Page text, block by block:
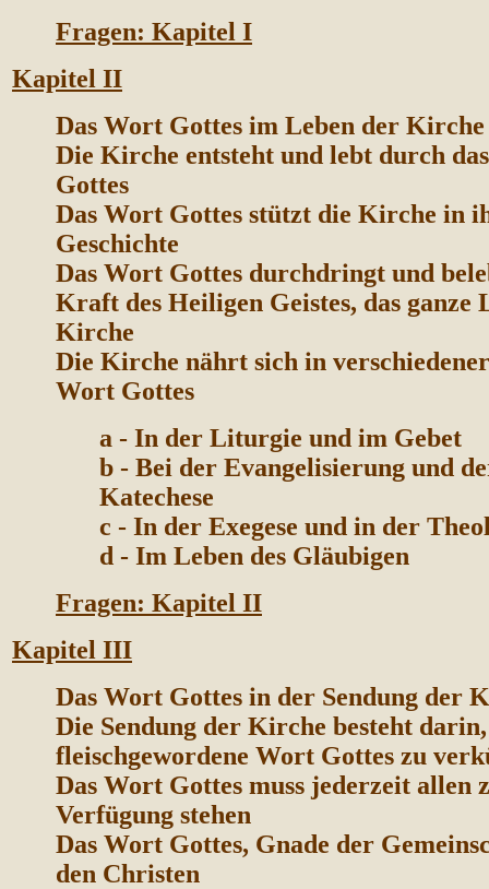
Fragen: Kapitel I
Kapitel II
Das Wort Gottes im Leben der Kirche
Die Kirche entsteht und lebt durch
Gottes
Das Wort Gottes stützt die Kirche in
Geschichte
Das Wort Gottes durchdringt und
Kraft des Heiligen Geistes, das ganze
Kirche
Die Kirche nährt sich in
Wort Gottes
a - In der Liturgie und im Gebet
b - Bei der Evangelisierung und
Katechese
c - In der Exegese und in der
d - Im Leben des Gläubigen
Fragen: Kapitel II
Kapitel III
Das Wort Gottes in der Sendung der
Die Sendung der Kirche besteht darin,
fleischgewordene Wort Gottes zu
Das Wort Gottes muss jederzeit allen
Verfügung stehen
Das Wort Gottes, Gnade der
den Christen